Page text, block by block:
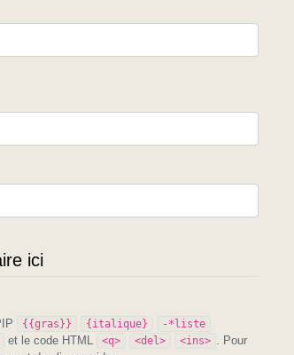
ici
{{gras}} {italique}
-*liste
et le code HTML <q> <del> <ins>
. Pour